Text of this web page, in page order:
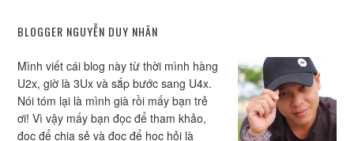
BLOGGER NGUYỄN DUY NHÂN
Mình viết cái blog này từ thời mình hàng
U2x, giờ là 3Ux và sắp bước sang U4x.
Nói tóm lại là mình già rồi mấy bạn trẻ
ơi! Vì vậy mấy bạn đọc để tham khảo,
đọc để chia sẻ và đọc để học hỏi là